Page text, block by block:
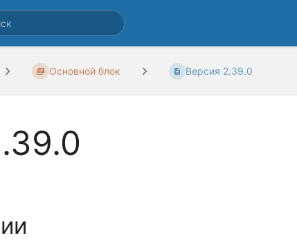
Основной блок Версия 2.39.0